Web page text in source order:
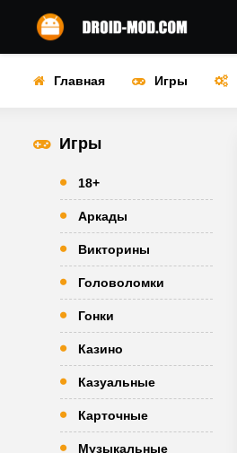
Главная Игры
Игры
18+
Аркады
Викторины
Головоломки
Гонки
Казино
Казуальные
Карточные
Музыкальные